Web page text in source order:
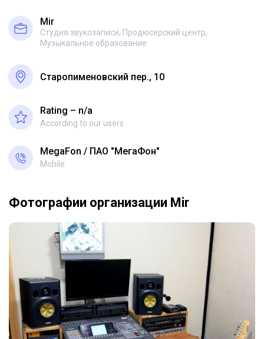
Mir
Студия звукозаписи, Продюсерский центр,
Музыкальное образование
Старопименовский пер., 10
Rating – n/a
According to our users
MegaFon ПАО "МегаФон"
Mobile
Фотографии организации Mir